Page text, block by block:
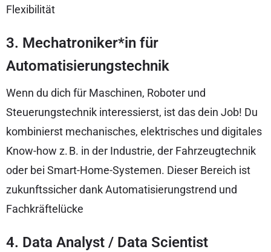
Flexibilität
3. Mechatroniker*in für
Automatisierungstechnik
Wenn du dich für Maschinen, Roboter und
Steuerungstechnik interessierst, ist das dein Job! Du
kombinierst mechanisches, elektrisches und digitales
Know-how z. B. in der Industrie, der Fahrzeugtechnik
oder bei Smart-Home-Systemen. Dieser Bereich ist
zukunftssicher dank Automatisierungstrend und
Fachkräftelücke
4. Data Analyst / Data Scientist